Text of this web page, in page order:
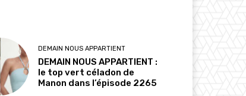
DEMAIN NOUS APPARTIENT
DEMAIN NOUS APPARTIENT :
le top vert céladon de
Manon dans l’épisode 2265